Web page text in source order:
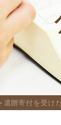
遺贈寄付を受け